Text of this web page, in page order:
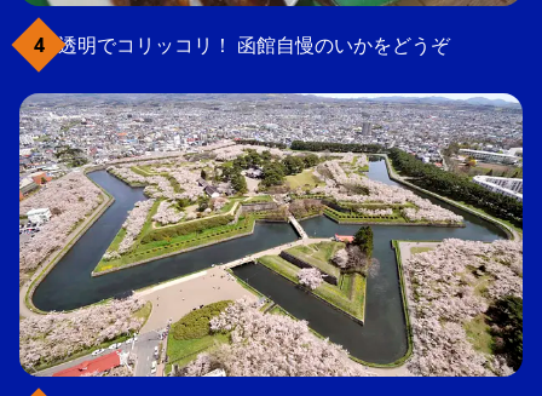
透明でコリッコリ！ 函館自慢のいかをどうぞ